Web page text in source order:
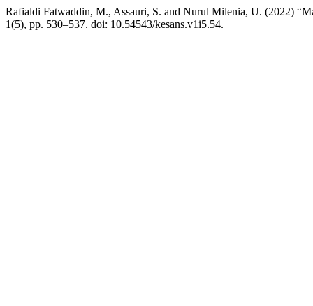
Rafialdi Fatwaddin, M., Assauri, S. and Nurul Milenia, U. (2022)
1(5), pp. 530–537. doi: 10.54543/kesans.v1i5.54.